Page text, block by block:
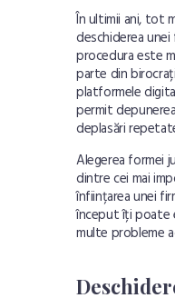
În ultimii ani, tot
deschiderea
procedura este
parte din
platformele
permit
deplasări
Alegerea formei
dintre cei mai
înființarea unei
început îți poate
multe probleme